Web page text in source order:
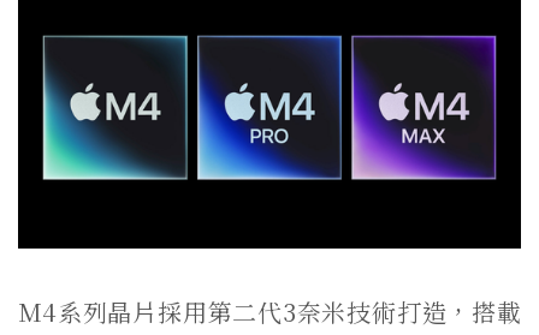
M4系列晶片採用第二代3奈米技術打造，搭載